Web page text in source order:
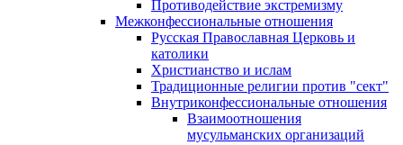
Противодействие экстремизму
Межконфессиональные отношения
Русская Православная Церковь и
католики
Христианство и ислам
Традиционные религии против "сект"
Внутриконфессиональные отношения
Взаимоотношения
мусульманских организаций